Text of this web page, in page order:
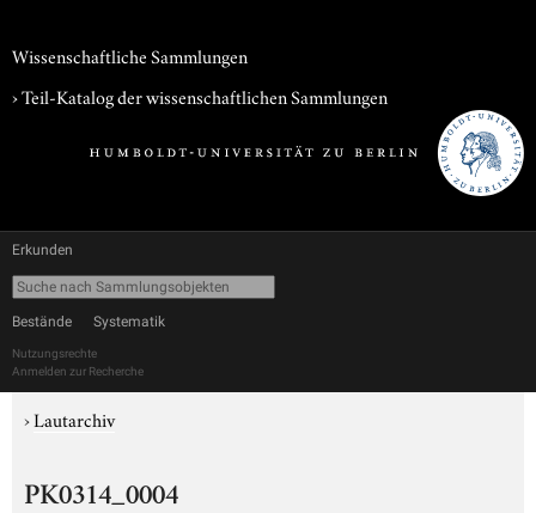
Wissenschaftliche Sammlungen
› Teil-Katalog der wissenschaftlichen Sammlungen
Erkunden
Bestände Systematik
Nutzungsrechte
Anmelden zur Recherche
›Lautarchiv
PK0314_0004